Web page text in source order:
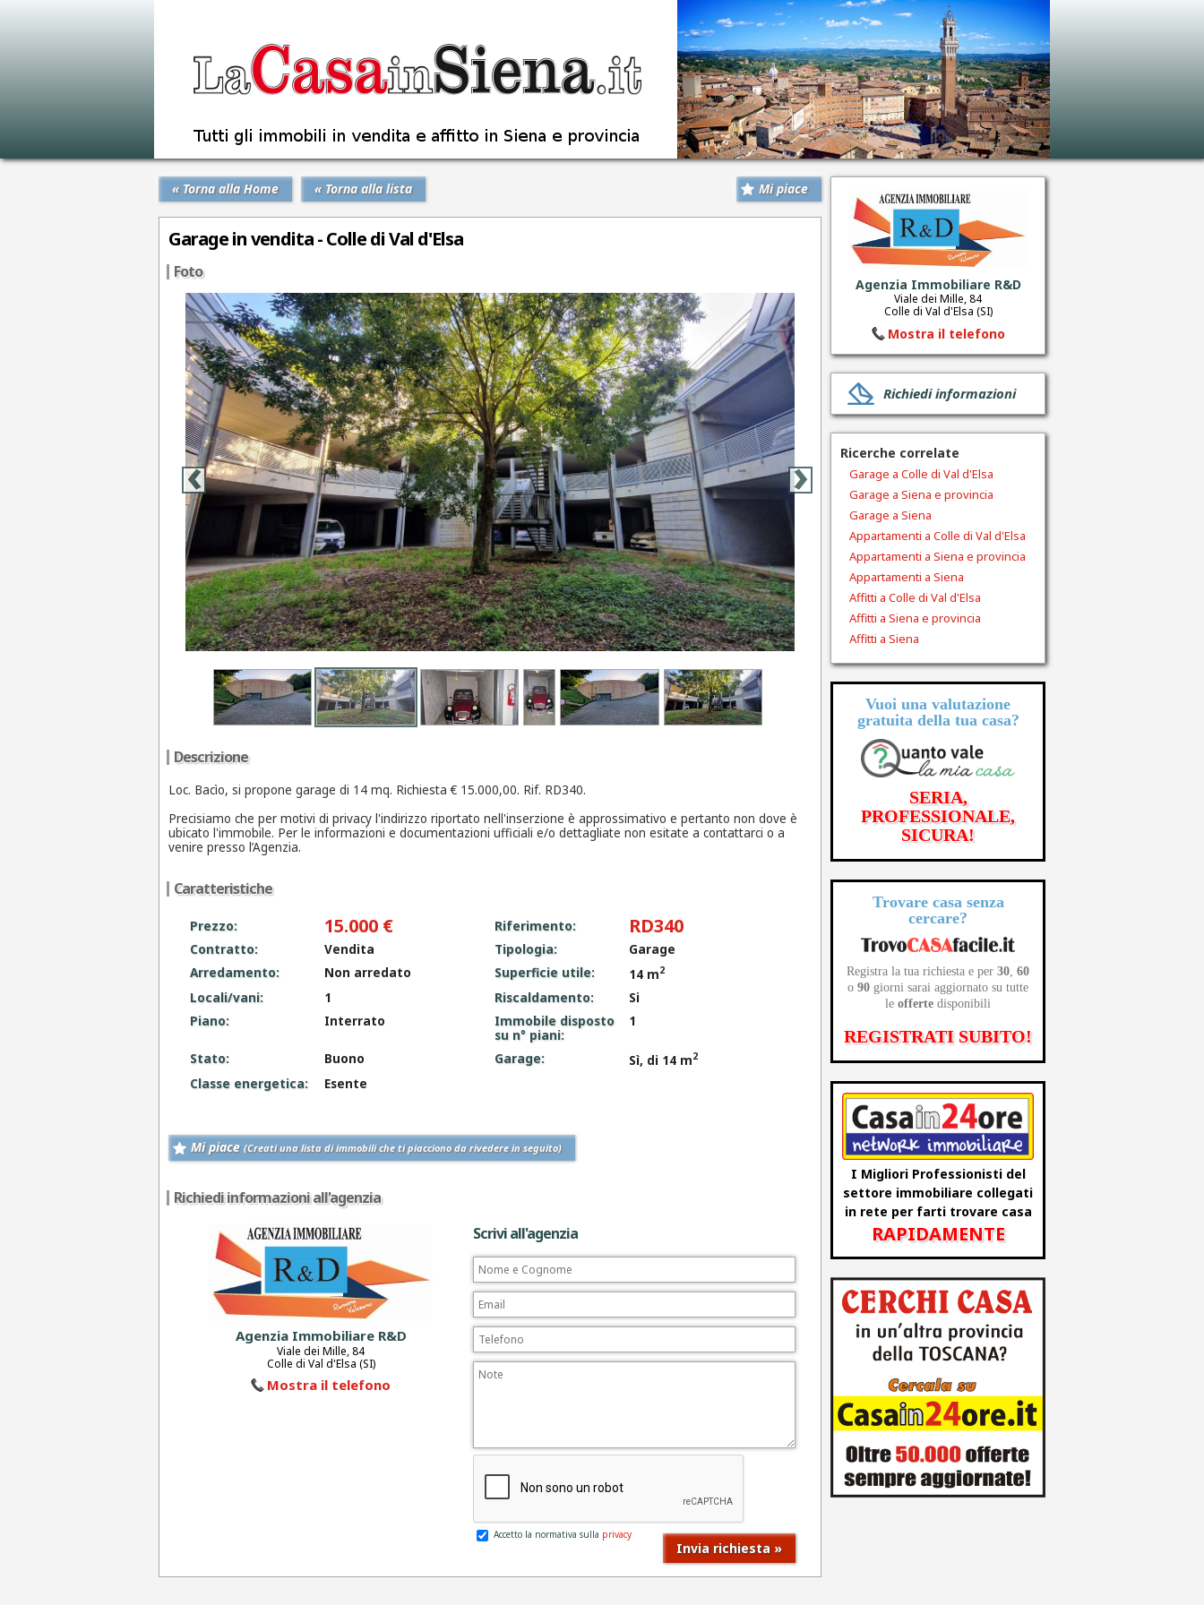
« Torna alla Home « Torna alla lista Mi piace
Garage in vendita - Colle di Val d'Elsa
Foto
‹ ›
Descrizione
Loc. Bacìo, si propone garage di 14 mq. Richiesta € 15.000,00. Rif. RD340.
Precisiamo che per motivi di privacy l'indirizzo riportato nell'inserzione è approssimativo e pertanto non dove è
ubicato l'immobile. Per le informazioni e documentazioni ufficiali e/o dettagliate non esitate a contattarci o a
venire presso l’Agenzia.
Caratteristiche
Prezzo: 15.000 € Riferimento: RD340
Contratto: Vendita Tipologia:
Garage
Arredamento:
Non arredato Superficie utile: 14 m2
Locali/vani: 1 Riscaldamento:
Si
Piano:
Interrato
Immobile disposto
su n° piani:
1
Stato: Buono Garage: Sì, di 14 m2
Classe energetica: Esente
Mi piace (Creati una lista di immobili che ti piacciono da rivedere in seguito)
Richiedi informazioni all'agenzia
Agenzia Immobiliare R&D
Viale dei Mille, 84
Colle di Val d'Elsa (SI)
Mostra il telefono
Scrivi all'agenzia
Accetto la normativa sulla privacy
Agenzia Immobiliare R&D
Viale dei Mille, 84
Colle di Val d'Elsa (SI)
Mostra il telefono
Richiedi informazioni
Ricerche correlate
Garage a Colle di Val d'Elsa
Garage a Siena e provincia
Garage a Siena
Appartamenti a Colle di Val d'Elsa
Appartamenti a Siena e provincia
Appartamenti a Siena
Affitti a Colle di Val d'Elsa
Affitti a Siena e provincia
Affitti a Siena
Vuoi una valutazione
gratuitadella tua casa?
SERIA,
PROFESSIONALE,
SICURA!
Trovare casa senza
cercare?
Registra la tua richiesta e per 30, 60
o 90 giorni sarai aggiornato su tutte
le offerte disponibili
REGISTRATI SUBITO!
I Migliori Professionisti del
settore immobiliare collegati
in rete per farti trovare casa
RAPIDAMENTE